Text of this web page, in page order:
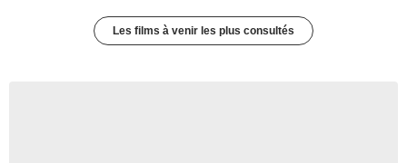
Les films à venir les plus consultés